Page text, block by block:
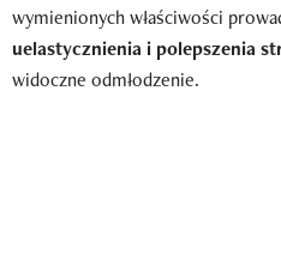
wymienionych właściwości
uelastycznienia i polepszenia
widoczne odmłodzenie.